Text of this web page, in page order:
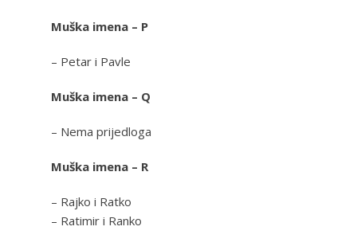
Muška imena – P
– Petar i Pavle
Muška imena – Q
– Nema prijedloga
Muška imena – R
– Rajko i Ratko
– Ratimir i Ranko